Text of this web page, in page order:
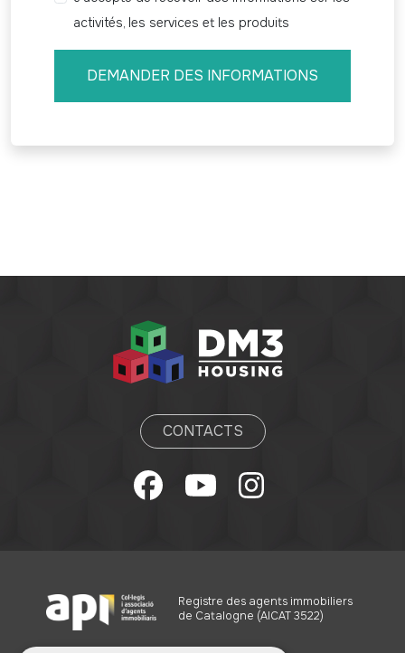
activités, les services et les produits
DEMANDER DES INFORMATIONS
CONTACTS
Registre des agents immobiliers
de Catalogne (AICAT 3522)